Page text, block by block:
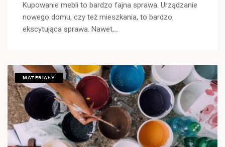
Kupowanie mebli to bardzo fajna sprawa. Urządzanie
nowego domu, czy też mieszkania, to bardzo
ekscytująca sprawa. Nawet,…
MATERIAŁY